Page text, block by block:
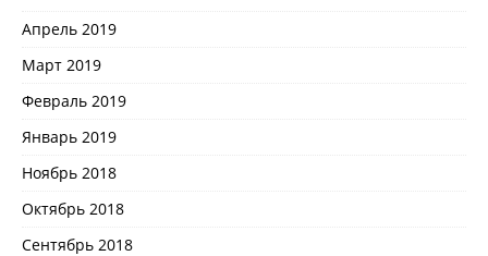
Апрель 2019
Март 2019
Февраль 2019
Январь 2019
Ноябрь 2018
Октябрь 2018
Сентябрь 2018